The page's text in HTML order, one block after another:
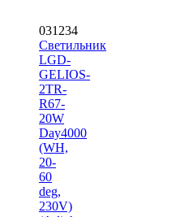
031234
Светильник
LGD-
GELIOS-
2TR-
R67-
20W
Day4000
(WH,
20-
60
deg,
230V)